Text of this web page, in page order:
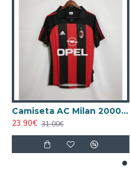
Camiseta AC Milan 2000/2001 Local Retro
23.90€ 31.00€